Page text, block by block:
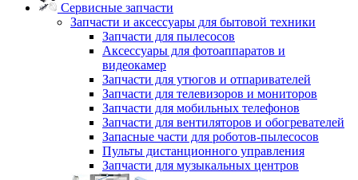
Сервисные запчасти
Запчасти и аксессуары для бытовой техники
Запчасти для пылесосов
Аксессуары для фотоаппаратов и
видеокамер
Запчасти для утюгов и отпаривателей
Запчасти для телевизоров и мониторов
Запчасти для мобильных телефонов
Запчасти для вентиляторов и обогревателей
Запасные части для роботов-пылесосов
Пульты дистанционного управления
Запчасти для музыкальных центров